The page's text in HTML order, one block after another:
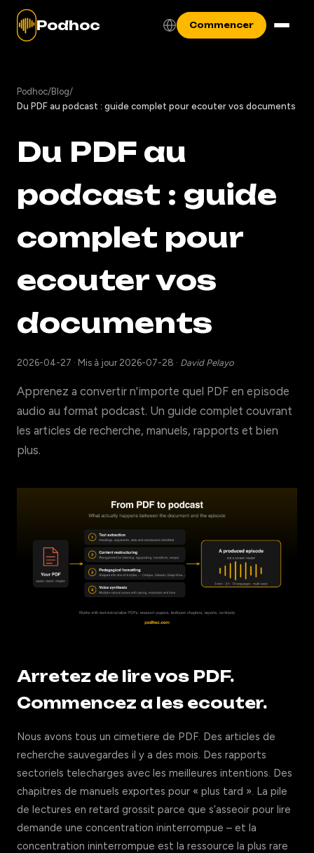
Podhoc Commencer
Podhoc/Blog/
Du PDF au podcast : guide complet pour ecouter vos documents
Du PDF au
podcast : guide
complet pour
ecouter vos
documents
2026-04-27 · Mis à jour 2026-07-28 · David Pelayo
Apprenez a convertir n'importe quel PDF en episode
audio au format podcast. Un guide complet couvrant
les articles de recherche, manuels, rapports et bien
plus.
Arretez de lire vos PDF.
Commencez a les ecouter.
Nous avons tous un cimetiere de PDF. Des articles de
recherche sauvegardes il y a des mois. Des rapports
sectoriels telecharges avec les meilleures intentions. Des
chapitres de manuels exportes pour « plus tard ». La pile
de lectures en retard grossit parce que s’asseoir pour lire
demande une concentration ininterrompue – et la
concentration ininterrompue est la ressource la plus rare